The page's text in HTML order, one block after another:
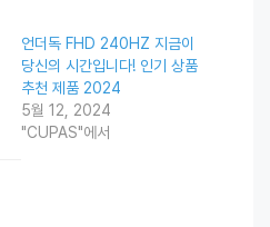
언더독 FHD 240HZ 지금이
당신의 시간입니다! 인기 상품
추천 제품 2024
5월 12, 2024
"CUPAS"에서